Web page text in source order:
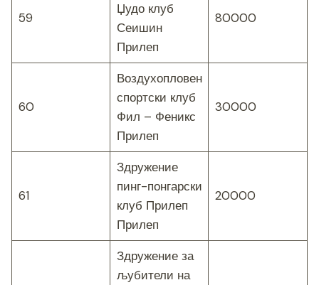
59
Џудо клуб
Сеишин
Прилеп
80000
60
Воздухопловен
спортски клуб
Фил – Феникс
Прилеп
30000
61
Здружение
пинг-понгарски
клуб Прилеп
Прилеп
20000
Здружение за
љубители на